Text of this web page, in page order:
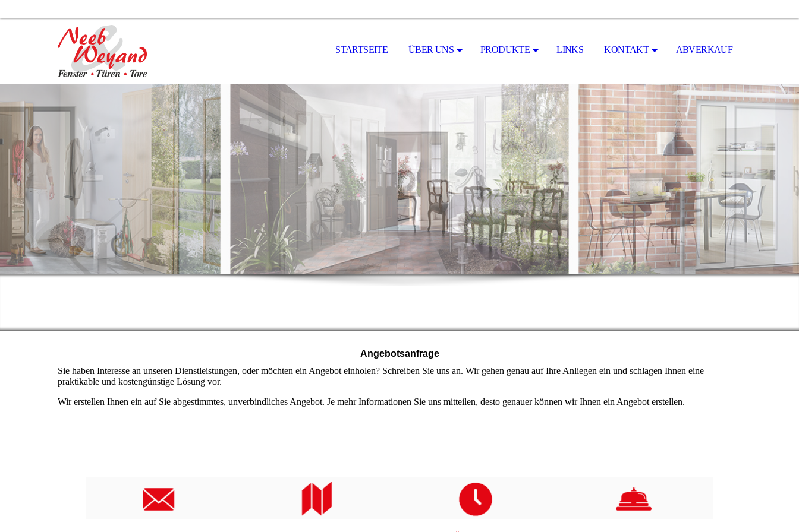
STARTSEITE ÜBER UNS PRODUKTE LINKS KONTAKT ABVERKAUF
Angebotsanfrage
Sie haben Interesse an unseren Dienstleistungen, oder möchten ein Angebot einholen? Schreiben Sie uns an. Wir gehen genau auf Ihre Anliegen ein und schlagen Ihnen eine
praktikable und kostengünstige Lösung vor.
Wir erstellen Ihnen ein auf Sie abgestimmtes, unverbindliches Angebot. Je mehr Informationen Sie uns mitteilen, desto genauer können wir Ihnen ein Angebot erstellen.